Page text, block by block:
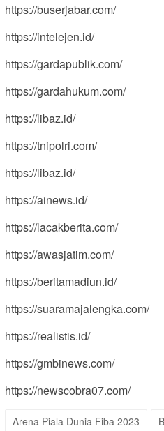
https://buserjabar.com/
https://intelejen.id/
https://gardapublik.com/
https://gardahukum.com/
https://libaz.id/
https://tnipolri.com/
https://libaz.id/
https://ainews.id/
https://lacakberita.com/
https://awasjatim.com/
https://beritamadiun.id/
https://suaramajalengka.com/
https://realistis.id/
https://gmbinews.com/
https://newscobra07.com/
Arena Piala Dunia Fiba 2023